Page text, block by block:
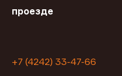
проезде
+7 (4242) 33-47-66